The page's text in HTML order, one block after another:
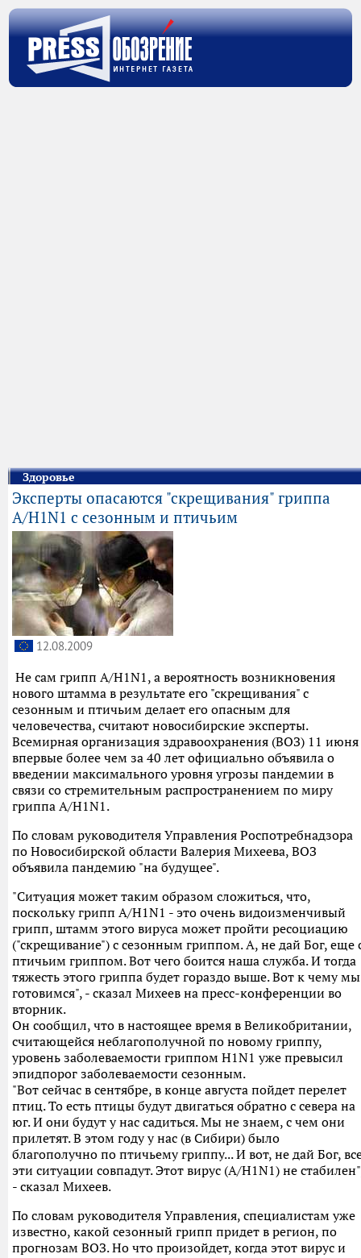
Здоровье
Эксперты опасаются "скрещивания" гриппа
А/H1N1 с сезонным и птичьим
12.08.2009
Не сам грипп А/H1N1, а вероятность возникновения
нового штамма в результате его "скрещивания" с
сезонным и птичьим делает его опасным для
человечества, считают новосибирские эксперты.
Всемирная организация здравоохранения (ВОЗ) 11 июня
впервые более чем за 40 лет официально объявила о
введении максимального уровня угрозы пандемии в
связи со стремительным распространением по миру
гриппа A/H1N1.
По словам руководителя Управления Роспотребнадзора
по Новосибирской области Валерия Михеева, ВОЗ
объявила пандемию "на будущее".
"Ситуация может таким образом сложиться, что,
поскольку грипп А/H1N1 - это очень видоизменчивый
грипп, штамм этого вируса может пройти ресоциацию
("скрещивание") с сезонным гриппом. А, не дай Бог, еще
птичьим гриппом. Вот чего боится наша служба. И тогда
тяжесть этого гриппа будет гораздо выше. Вот к чему мы
готовимся", - сказал Михеев на пресс-конференции во
вторник.
Он сообщил, что в настоящее время в Великобритании,
считающейся неблагополучной по новому гриппу,
уровень заболеваемости гриппом H1N1 уже превысил
эпидпорог заболеваемости сезонным.
"Вот сейчас в сентябре, в конце августа пойдет перелет
птиц. То есть птицы будут двигаться обратно с севера на
юг. И они будут у нас садиться. Мы не знаем, с чем они
прилетят. В этом году у нас (в Сибири) было
благополучно по птичьему гриппу... И вот, не дай Бог,
эти ситуации совпадут. Этот вирус (А/H1N1) не
- сказал Михеев.
По словам руководителя Управления, специалистам уже
известно, какой сезонный грипп придет в регион, по
прогнозам ВОЗ. Но что произойдет, когда этот вирус и